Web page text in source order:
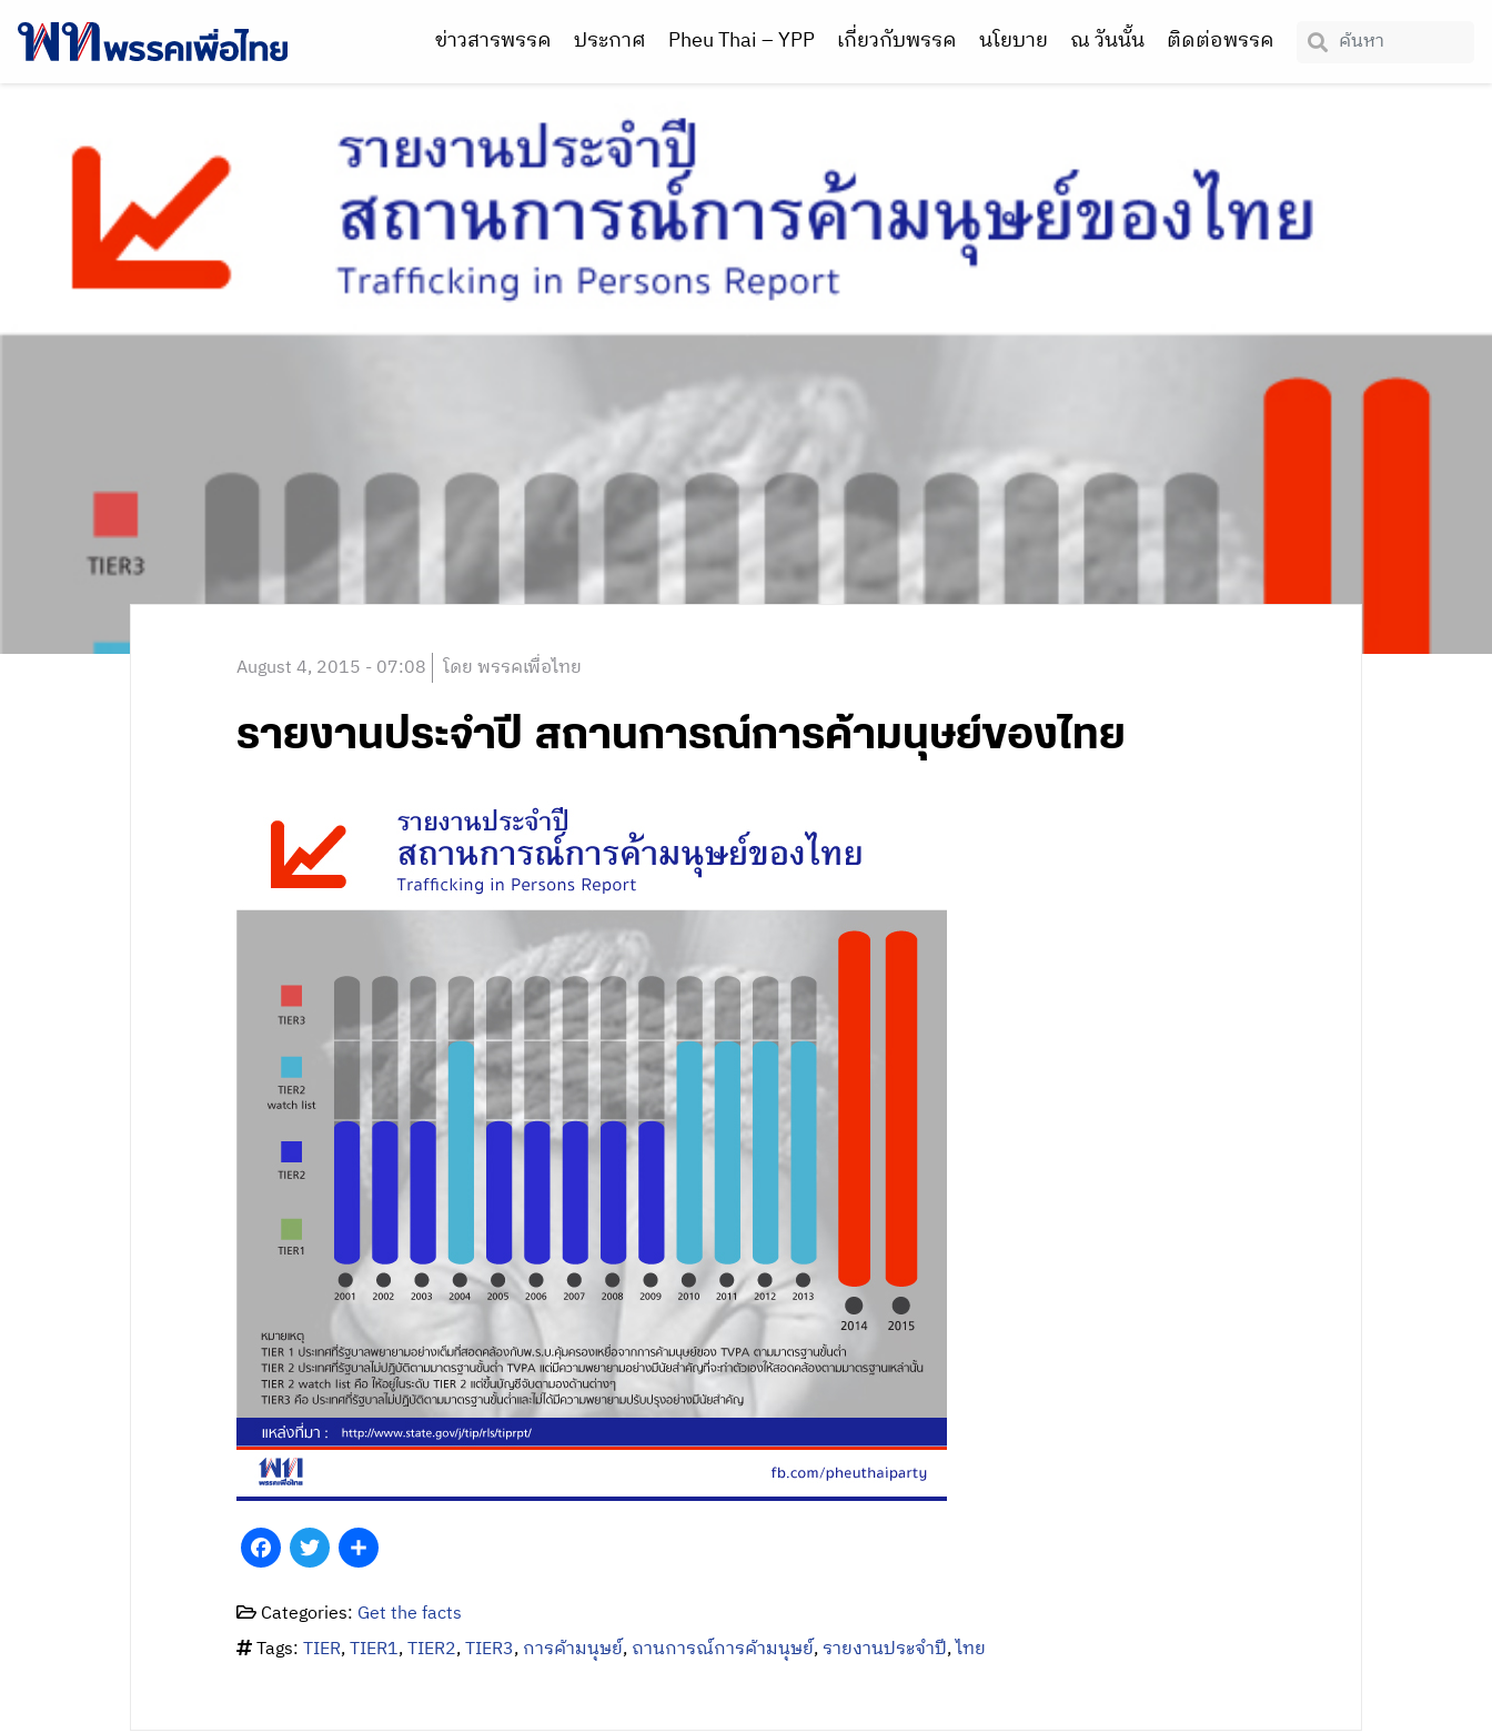
ข่าวสารพรรค ประกาศ Pheu Thai – YPP เกี่ยวกับพรรค นโยบาย ณ วันนั้น ติดต่อพรรค
August 4, 2015 - 07:08 โดย พรรคเพื่อไทย
รายงานประจำปี สถานการณ์การค้ามนุษย์ของไทย
Facebook
TwitterShare
Categories: Get the facts
Tags:TIER,TIER1,TIER2,TIER3,การค้ามนุษย์,ถานการณ์การค้ามนุษย์,รายงานประจำปี,ไทย